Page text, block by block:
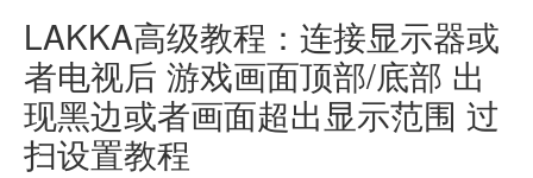
LAKKA高级教程：连接显示器或
者电视后 游戏画面顶部/底部 出
现黑边或者画面超出显示范围 过
扫设置教程